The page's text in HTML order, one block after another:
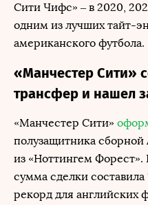
Сити Чифс» – в 2020,
одним из лучших тайт-
американского футбола.
«Манчестер Сити»
трансфер и нашел
«Манчестер Сити»
полузащитника
из «Ноттингем Форест».
сумма сделки
рекорд для английских